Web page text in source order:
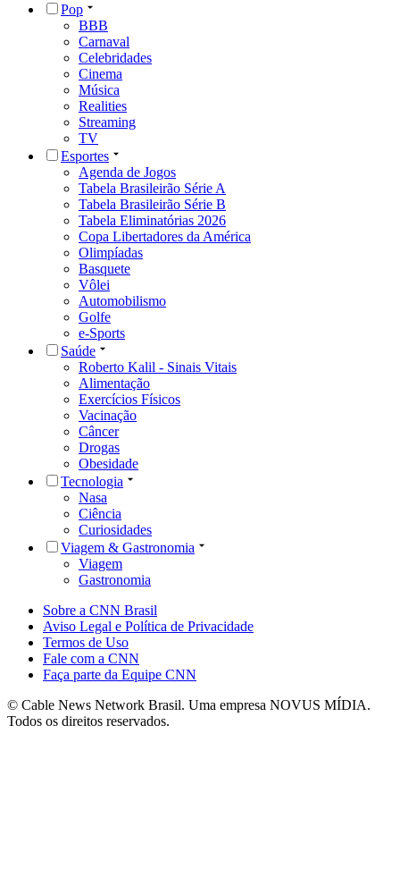
Pop
BBB
Carnaval
Celebridades
Cinema
Música
Realities
Streaming
TV
Esportes
Agenda de Jogos
Tabela Brasileirão Série A
Tabela Brasileirão Série B
Tabela Eliminatórias 2026
Copa Libertadores da América
Olimpíadas
Basquete
Vôlei
Automobilismo
Golfe
e-Sports
Saúde
Roberto Kalil - Sinais Vitais
Alimentação
Exercícios Físicos
Vacinação
Câncer
Drogas
Obesidade
Tecnologia
Nasa
Ciência
Curiosidades
Viagem & Gastronomia
Viagem
Gastronomia
Sobre a CNN Brasil
Aviso Legal e Política de Privacidade
Termos de Uso
Fale com a CNN
Faça parte da Equipe CNN
© Cable News Network Brasil. Uma empresa NOVUS MÍDIA.
Todos os direitos reservados.